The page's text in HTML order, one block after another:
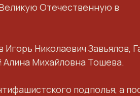
Отечественную в
Николаевич Завьялов,
Алина Михайловна Тошева.
подполья, а